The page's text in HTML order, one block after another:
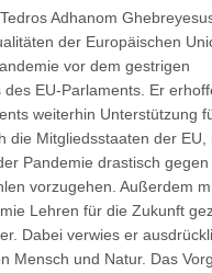
Adhanom
der Europäischen
vor dem gestrigen
EU-Parlaments. Er
weiterhin Unterstützung
die Mitgliedsstaaten der EU,
Pandemie drastisch
vorzugehen. Außerdem
Lehren für die Zukunft
Dabei verwies er
Mensch und Natur. Das